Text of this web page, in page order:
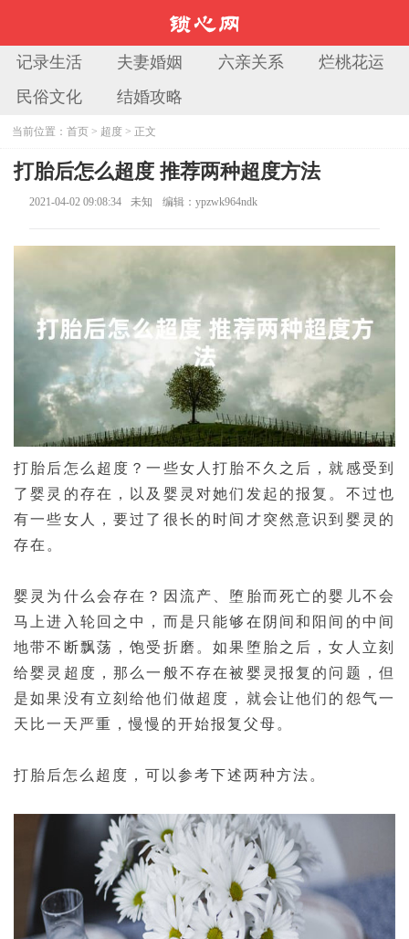
记录生活 夫妻婚姻 六亲关系
烂桃花运
民俗文化
结婚攻略
当前位置：首页 > 超度 > 正文
打胎后怎么超度 推荐两种超度方法
2021-04-02 09:08:34 未知 编辑：ypzwk964ndk
打胎后怎么超度？一些女人打胎不久之后，就感受到
了婴灵的存在，以及婴灵对她们发起的报复。不过也
有一些女人，要过了很长的时间才突然意识到婴灵的
存在。
婴灵为什么会存在？因流产、堕胎而死亡的婴儿不会
马上进入轮回之中，而是只能够在阴间和阳间的中间
地带不断飘荡，饱受折磨。如果堕胎之后，女人立刻
给婴灵超度，那么一般不存在被婴灵报复的问题，但
是如果没有立刻给他们做超度，就会让他们的怨气一
天比一天严重，慢慢的开始报复父母。
打胎后怎么超度，可以参考下述两种方法。